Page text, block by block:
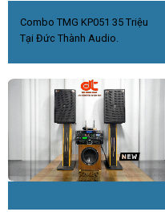
Combo TMG KP051 35 Triệu
Tại Đức Thành Audio.